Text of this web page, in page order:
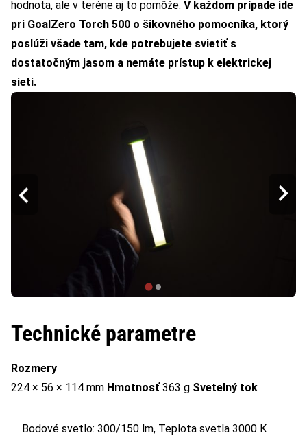
hodnota, ale v teréne aj to pomôže. V každom prípade ide
pri GoalZero Torch 500 o šikovného pomocníka, ktorý
poslúži všade tam, kde potrebujete svietiť s
dostatočným jasom a nemáte prístup k elektrickej
sieti.
Technické parametre
Rozmery
224 × 56 × 114 mm Hmotnosť363 g Svetelný tok
Bodové svetlo: 300/150 lm, Teplota svetla 3000 K